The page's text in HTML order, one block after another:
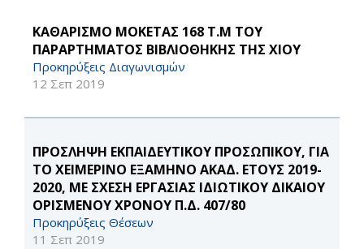
ΚΑΘΑΡΙΣΜΟ ΜΟΚΕΤΑΣ 168 Τ.Μ ΤΟΥ
ΠΑΡΑΡΤΗΜΑΤΟΣ ΒΙΒΛΙΟΘΗΚΗΣ ΤΗΣ ΧΙΟΥ
Προκηρύξεις Διαγωνισμών
12 Σεπ 2019
ΠΡΟΣΛΗΨΗ ΕΚΠΑΙΔΕΥΤΙΚΟΥ ΠΡΟΣΩΠΙΚΟΥ, ΓΙΑ
ΤΟ ΧΕΙΜΕΡΙΝΟ ΕΞΑΜΗΝΟ ΑΚΑΔ. ΕΤΟΥΣ 2019-
2020, ΜΕ ΣΧΕΣΗ ΕΡΓΑΣΙΑΣ ΙΔΙΩΤΙΚΟΥ ΔΙΚΑΙΟΥ
ΟΡΙΣΜΕΝΟΥ ΧΡΟΝΟΥ Π.Δ. 407/80
Προκηρύξεις Θέσεων
11 Σεπ 2019